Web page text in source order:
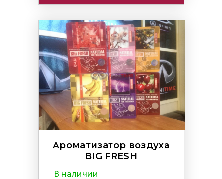
Ароматизатор воздуха
BIG FRESH
В наличии